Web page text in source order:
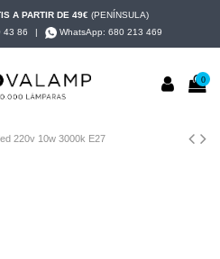
A PARTIR DE 49€ (PENÍNSULA)
43 86 WhatsApp:680 213 469
0
220v 10w 3000k E27